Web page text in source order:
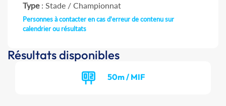
Type: Stade / Championnat
Personnes à contacter en cas d'erreur de contenu sur
calendrier ou résultats
Résultats disponibles
50m / MIF